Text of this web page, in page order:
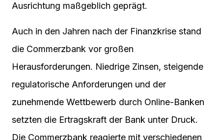
Ausrichtung maßgeblich geprägt.
Auch in den Jahren nach der Finanzkrise stand
die Commerzbank vor großen
Herausforderungen. Niedrige Zinsen, steigende
regulatorische Anforderungen und der
zunehmende Wettbewerb durch Online-Banken
setzten die Ertragskraft der Bank unter Druck.
Die Commerzbank reagierte mit verschiedenen